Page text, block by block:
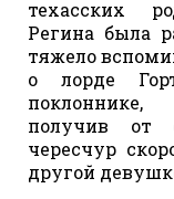
техасских
Регина была
тяжело
о лорде
получив от
чересчур
другой